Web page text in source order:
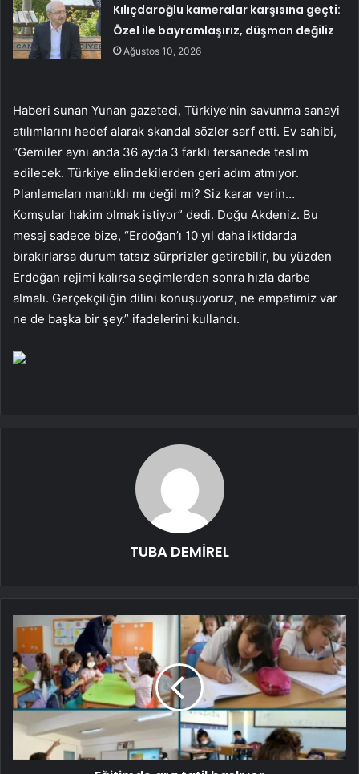
Kılıçdaroğlu kameralar karşısına geçti:
Özel ile bayramlaşırız, düşman değiliz
Ağustos 10, 2026
Haberi sunan Yunan gazeteci, Türkiye’nin savunma sanayi
atılımlarını hedef alarak skandal sözler sarf etti. Ev sahibi,
“Gemiler aynı anda 36 ayda 3 farklı tersanede teslim
edilecek. Türkiye elindekilerden geri adım atmıyor.
Planlamaları mantıklı mı değil mi? Siz karar verin…
Komşular hakim olmak istiyor” dedi. Doğu Akdeniz. Bu
mesaj sadece bize, “Erdoğan’ı 10 yıl daha iktidarda
bırakırlarsa durum tatsız sürprizler getirebilir, bu yüzden
Erdoğan rejimi kalırsa seçimlerden sonra hızla darbe
almalı. Gerçekçiliğin dilini konuşuyoruz, ne empatimiz var
ne de başka bir şey.” ifadelerini kullandı.
TUBA DEMİREL